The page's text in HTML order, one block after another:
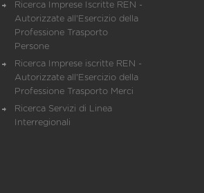
Ricerca Imprese Iscritte REN -
Autorizzate all'Esercizio della
Professione Trasporto
Persone
Ricerca Imprese iscritte REN -
Autorizzate all'Esercizio della
Professione Trasporto Merci
Ricerca Servizi di Linea
Interregionali